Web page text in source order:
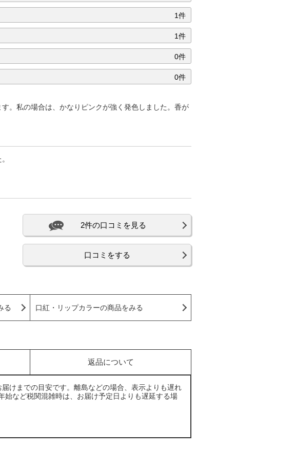
1件
1件
0件
0件
。私の場合は、かなりピンクが強く発色しました。香が
2件の口コミを見る
口コミをする
る 口紅・リップカラーの商品をみる
返品について
けまでの目安です。離島などの場合、表示よりも遅れ
など税関混雑時は、お届け予定日よりも遅延する場